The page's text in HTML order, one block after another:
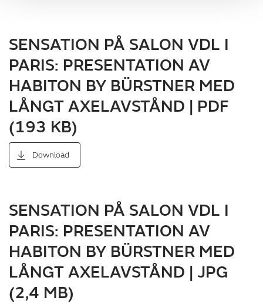
SENSATION PÅ SALON VDL I
PARIS: PRESENTATION AV
HABITON BY BÜRSTNER MED
LÅNGT AXELAVSTÅND | PDF
(193 KB)
Download
SENSATION PÅ SALON VDL I
PARIS: PRESENTATION AV
HABITON BY BÜRSTNER MED
LÅNGT AXELAVSTÅND | JPG
(2,4 MB)